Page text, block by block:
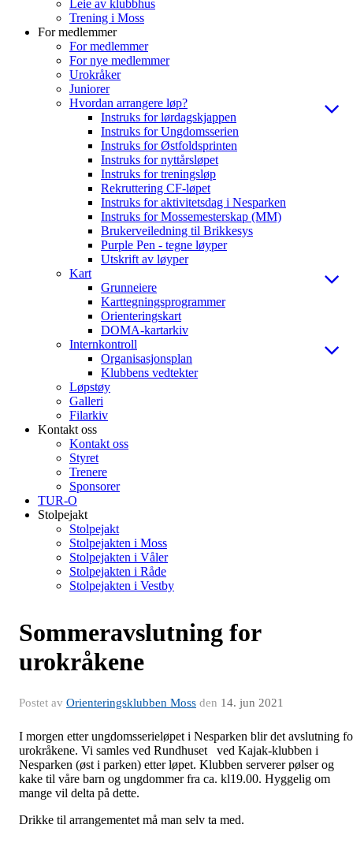
Leie av klubbhus
Trening i Moss
For medlemmer
For medlemmer
For nye medlemmer
Urokråker
Juniorer
Hvordan arrangere løp?
Instruks for lørdagskjappen
Instruks for Ungdomsserien
Instruks for Østfoldsprinten
Instruks for nyttårsløpet
Instruks for treningsløp
Rekruttering CF-løpet
Instruks for aktivitetsdag i Nesparken
Instruks for Mossemesterskap (MM)
Brukerveiledning til Brikkesys
Purple Pen - tegne løyper
Utskrift av løyper
Kart
Grunneiere
Karttegningsprogrammer
Orienteringskart
DOMA-kartarkiv
Internkontroll
Organisasjonsplan
Klubbens vedtekter
Løpstøy
Galleri
Filarkiv
Kontakt oss
Kontakt oss
Styret
Trenere
Sponsorer
TUR-O
Stolpejakt
Stolpejakt
Stolpejakten i Moss
Stolpejakten i Våler
Stolpejakten i Råde
Stolpejakten i Vestby
Sommeravslutning for
urokråkene
Postet av Orienteringsklubben Moss den 14. jun 2021
I morgen etter ungdomsserieløpet i Nesparken blir det avslutning
urokråkene. Vi samles ved Rundhuset ved Kajak-klubben i
Nesparken (øst i parken) etter løpet. Klubben serverer pølser og
kake til våre barn og ungdommer fra ca. kl19.00. Hyggelig om
mange vil delta på dette.
Drikke til arrangementet må man selv ta med.